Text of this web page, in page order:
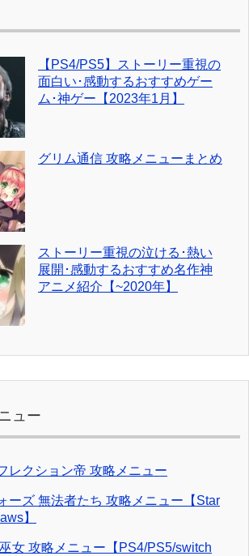
【PS4/PS5】ストーリー重視の
面白い･感動するおすすめゲー
ム･神ゲー【2023年1月】
グリム通信 攻略メニューまとめ
ストーリー重視の泣ける･熱い
展開･感動するおすすめ名作神
アニメ紹介【~2020年】
ュー
レクション帝 攻略メニュー
ーズ 無法者たち 攻略メニュー【Star
】
女 攻略メニュー【PS4/PS5/switch